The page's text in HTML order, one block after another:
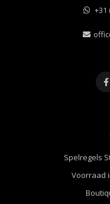
+31
Spelregels
Voorraad